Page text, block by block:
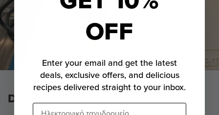
DIY Sous Vide Hacks
OFF
Enter your email and get the latest
deals, exclusive offers, and delicious
recipes delivered straight to your inbox.
Ηλεκτρονικό ταχυδρομείο